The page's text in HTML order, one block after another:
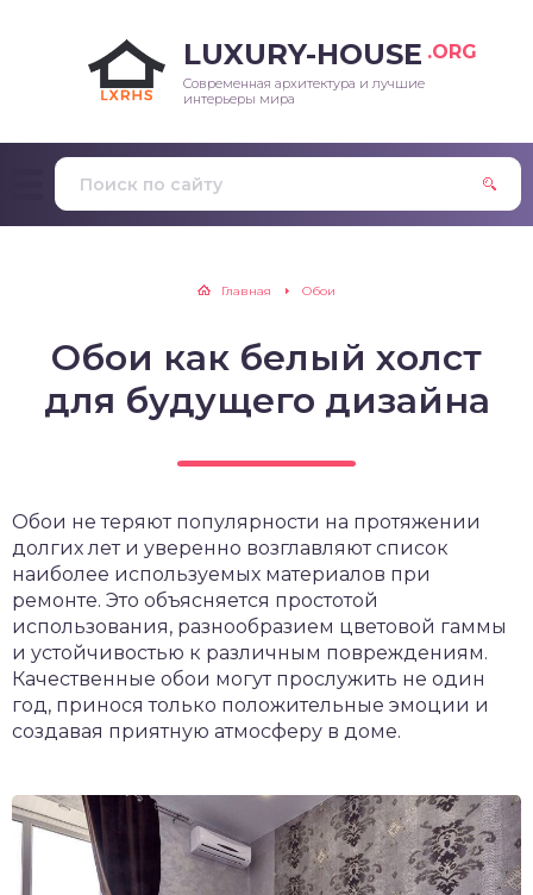
LUXURY-HOUSE .ORG
Современная архитектура и лучшие
интерьеры мира
Главная Обои
Обои как белый холст
для будущего дизайна
Обои не теряют популярности на протяжении
долгих лет и уверенно возглавляют список
наиболее используемых материалов при
ремонте. Это объясняется простотой
использования, разнообразием цветовой гаммы
и устойчивостью к различным повреждениям.
Качественные обои могут прослужить не один
год, принося только положительные эмоции и
создавая приятную атмосферу в доме.